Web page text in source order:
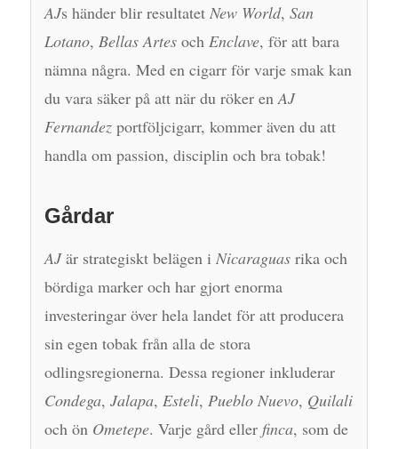
AJs händer blir resultatet New World, San
Lotano, Bellas Artesoch Enclave, för att bara
nämna några. Med en cigarr för varje smak kan
du vara säker på att när du röker en AJ
Fernandezportföljcigarr, kommer även du att
handla om passion, disciplin och bra tobak!
Gårdar
AJär strategiskt belägen i Nicaraguasrika och
bördiga marker och har gjort enorma
investeringar över hela landet för att producera
sin egen tobak från alla de stora
odlingsregionerna. Dessa regioner inkluderar
Condega, Jalapa, Esteli, Pueblo Nuevo, Quilali
och ön Ometepe. Varje gård eller finca, som de